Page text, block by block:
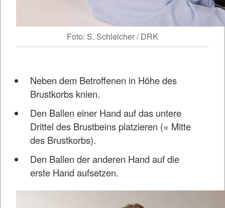
Foto: S. Schleicher / DRK
Neben dem Betroffenen in Höhe des
Brustkorbs knien.
Den Ballen einer Hand auf das untere
Drittel des Brustbeins platzieren (= Mitte
des Brustkorbs).
Den Ballen der anderen Hand auf die
erste Hand aufsetzen.